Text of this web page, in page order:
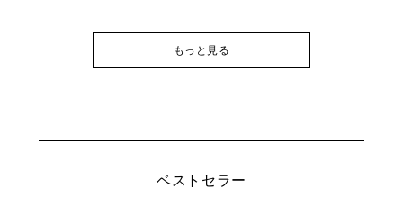
もっと見る
ベストセラー